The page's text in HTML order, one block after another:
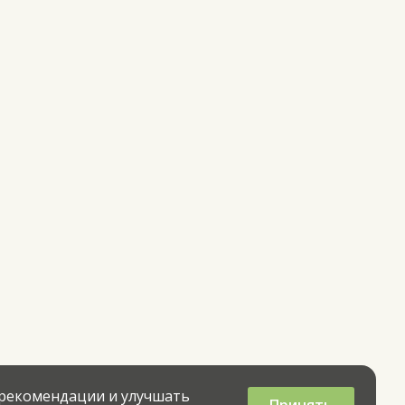
и улучшать